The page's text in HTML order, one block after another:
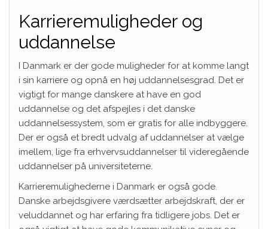
Karrieremuligheder og
uddannelse
I Danmark er der gode muligheder for at komme langt
i sin karriere og opnå en høj uddannelsesgrad. Det er
vigtigt for mange danskere at have en god
uddannelse og det afspejles i det danske
uddannelsessystem, som er gratis for alle indbyggere.
Der er også et bredt udvalg af uddannelser at vælge
imellem, lige fra erhvervsuddannelser til videregående
uddannelser på universiteterne.
Karrieremulighederne i Danmark er også gode.
Danske arbejdsgivere værdsætter arbejdskraft, der er
veluddannet og har erfaring fra tidligere jobs. Det er